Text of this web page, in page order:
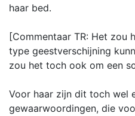
haar bed.
[Commentaar TR: Het zou
type geestverschijning
zou het toch ook om een
Voor haar zijn dit toch wel
gewaarwoordingen, die